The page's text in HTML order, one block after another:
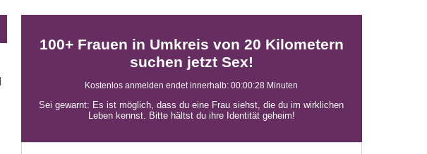
100+ Frauen in Umkreis von 20 Kilometern
suchen jetzt Sex!
Kostenlos anmelden endet innerhalb:00:00:27 Minuten
Sei gewarnt: Es ist möglich, dass du eine Frau siehst, die du im wirklichen
Leben kennst. Bitte hältst du ihre Identität geheim!